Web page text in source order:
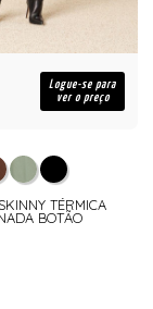
Logue-se para
ver o preço
TÉRMICA
BOTÃO